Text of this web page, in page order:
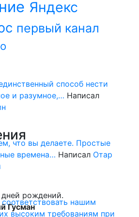
Яндекс
первый канал
способ нести
и разумное,… Написал
что вы делаете. Простые
времена… Написал Отар
соответствовать нашим
высоким требованиям при
дней рождений.
Гусман